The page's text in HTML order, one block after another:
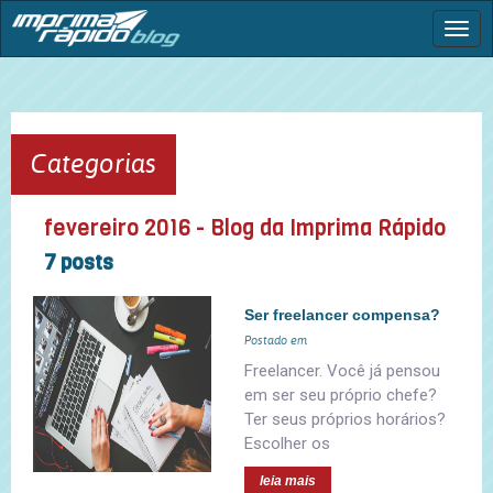
Categorias
fevereiro 2016 - Blog da Imprima Rápido
7 posts
Ser freelancer compensa?
Postado em
Freelancer. Você já pensou
em ser seu próprio chefe?
Ter seus próprios horários?
Escolher os
leia mais